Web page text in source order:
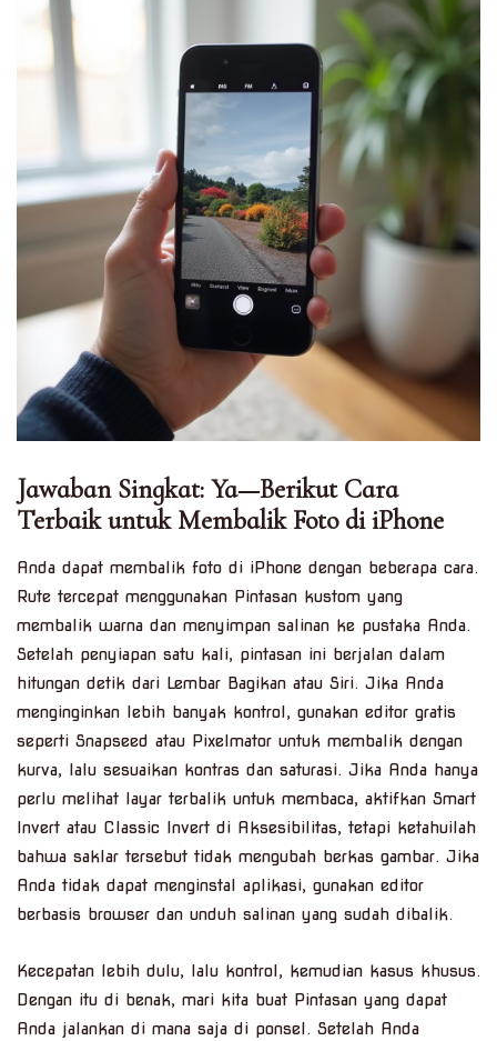
Jawaban Singkat: Ya—Berikut Cara
Terbaik untuk Membalik Foto di iPhone
Anda dapat membalik foto di iPhone dengan beberapa cara.
Rute tercepat menggunakan Pintasan kustom yang
membalik warna dan menyimpan salinan ke pustaka Anda.
Setelah penyiapan satu kali, pintasan ini berjalan dalam
hitungan detik dari Lembar Bagikan atau Siri. Jika Anda
menginginkan lebih banyak kontrol, gunakan editor gratis
seperti Snapseed atau Pixelmator untuk membalik dengan
kurva, lalu sesuaikan kontras dan saturasi. Jika Anda hanya
perlu melihat layar terbalik untuk membaca, aktifkan Smart
Invert atau Classic Invert di Aksesibilitas, tetapi ketahuilah
bahwa saklar tersebut tidak mengubah berkas gambar. Jika
Anda tidak dapat menginstal aplikasi, gunakan editor
berbasis browser dan unduh salinan yang sudah dibalik.
Kecepatan lebih dulu, lalu kontrol, kemudian kasus khusus.
Dengan itu di benak, mari kita buat Pintasan yang dapat
Anda jalankan di mana saja di ponsel. Setelah Anda